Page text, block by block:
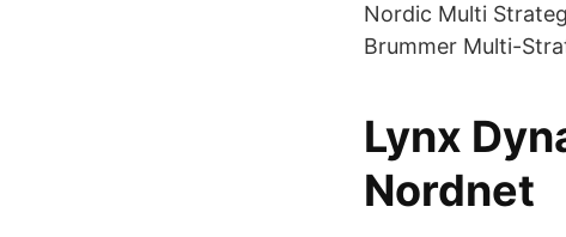
Nordic Multi
Brummer Multi-
Lynx
Nordnet